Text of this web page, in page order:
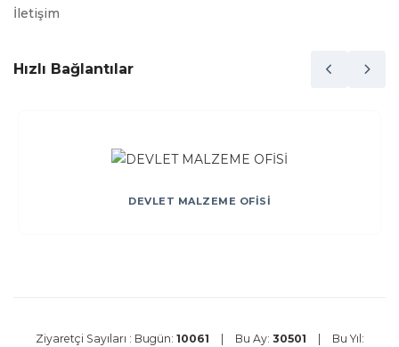
İletişim
Hızlı Bağlantılar
DEVLET MALZEME OFİSİ
Ziyaretçi Sayıları : Bugün: 10061 | Bu Ay: 30501 | Bu Yıl: